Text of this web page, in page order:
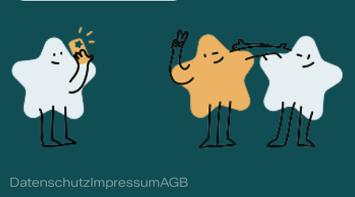
DatenschutzImpressumAGB